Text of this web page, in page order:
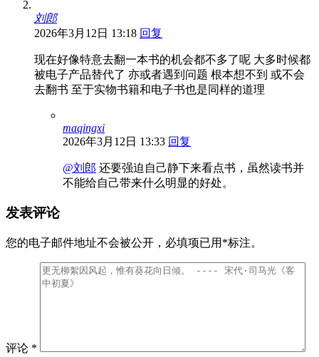
刘郎
2026年3月12日 13:18 回复
现在好像特意去翻一本书的机会都不多了呢 大多时候都
被电子产品替代了 亦或者遇到问题 根本想不到 或不会
去翻书 至于实物书籍和电子书也是同样的道理
maqingxi
2026年3月12日 13:33 回复
@刘郎 还要强迫自己静下来看点书，虽然读书并
不能给自己带来什么明显的好处。
发表评论
您的电子邮件地址不会被公开， 必填项已用 *标注。
评论 *